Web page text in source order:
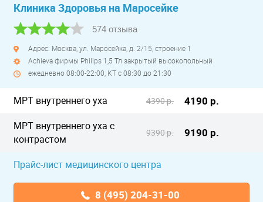
Клиника Здоровья на Маросейке
574 отзыва
Адрес: Москва, ул. Маросейка, д. 2/15, строение 1
Achieva фирмы Philips 1,5 Тл закрытый высокопольный
ежедневно 08:00-22:00, КТ с 08:30 до 21:30
МРТ внутреннего уха 4390 р. 4190 р.
МРТ внутреннего уха с
контрастом
9390 р. 9190 р.
Прайс-лист медицинского центра
8 (495) 204-31-00